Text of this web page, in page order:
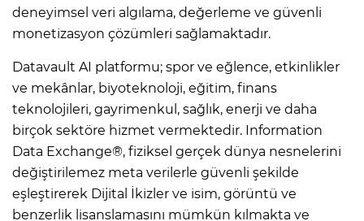
deneyimsel veri algılama, değerleme ve güvenli
monetizasyon çözümleri sağlamaktadır.
Datavault AI platformu; spor ve eğlence, etkinlikler
ve mekânlar, biyoteknoloji, eğitim, finans
teknolojileri, gayrimenkul, sağlık, enerji ve daha
birçok sektöre hizmet vermektedir. Information
Data Exchange®, fiziksel gerçek dünya nesnelerini
değiştirilemez meta verilerle güvenli şekilde
eşleştirerek Dijital İkizler ve isim, görüntü ve
benzerlik lisanslamasını mümkün kılmakta ve